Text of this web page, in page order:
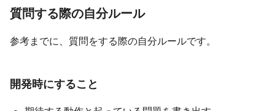
質問する際の自分ルール
参考までに、質問をする際の自分ルールです。
開発時にすること